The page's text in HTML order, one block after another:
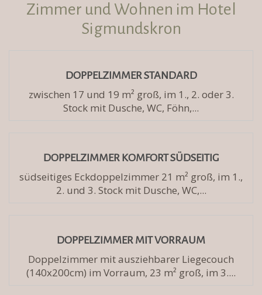
Zimmer und Wohnen im Hotel
Sigmundskron
DOPPELZIMMER STANDARD
zwischen 17 und 19 m² groß, im 1., 2. oder 3.
Stock mit Dusche, WC, Föhn,...
DOPPELZIMMER KOMFORT SÜDSEITIG
südseitiges Eckdoppelzimmer 21 m² groß, im 1.,
2. und 3. Stock mit Dusche, WC,...
DOPPELZIMMER MIT VORRAUM
Doppelzimmer mit ausziehbarer Liegecouch
(140x200cm) im Vorraum, 23 m² groß, im 3....